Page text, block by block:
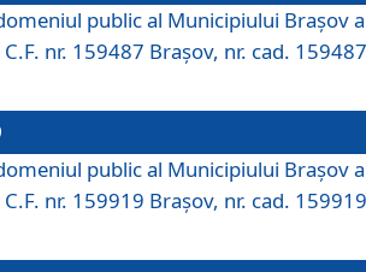
public al Municipiului Braşov a
nr. 159487 Brașov, nr. cad.
public al Municipiului Braşov a
nr. 159919 Brașov, nr. cad.